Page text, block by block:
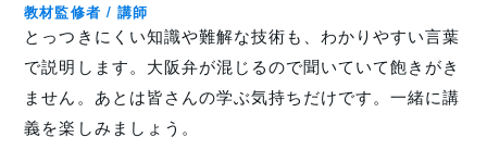
教材監修者 / 講師
とっつきにくい知識や難解な技術も、わかりやすい言葉
で説明します。大阪弁が混じるので聞いていて飽きがき
ません。あとは皆さんの学ぶ気持ちだけです。一緒に講
義を楽しみましょう。